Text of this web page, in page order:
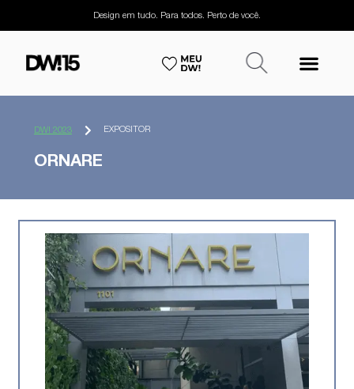
Design em tudo. Para todos. Perto de você.
DW! 2023 EXPOSITOR
ORNARE